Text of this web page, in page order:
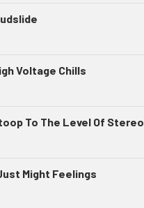
Voltage Chills
To The Level Of Stereo
Might Feelings